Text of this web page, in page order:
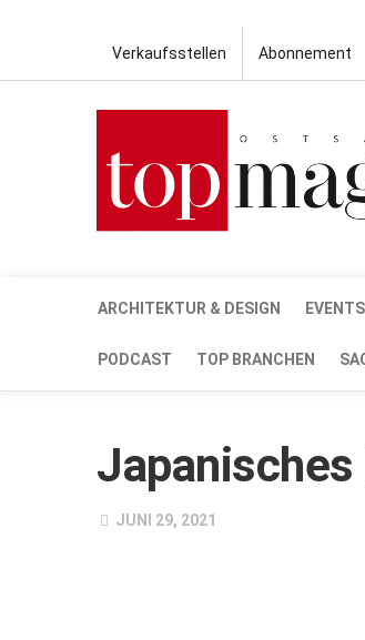
Verkaufsstellen Abonnement
ARCHITEKTUR & DESIGN EVENTS
PODCAST TOP BRANCHEN
Japanisches
JUNI 29, 2021